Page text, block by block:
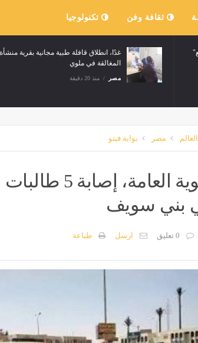
ثقافة وفن تكنولوجيا
"بهجورة" بقنا تواصل حملات النظافة وترفع
أكثر من 8 أطنان قمامة (صور)
مصر منذ 20 دقيقة
مصر بوابة فيتو
امتحانات الثانوية
بني سويف
0 تعليق ارسل طباعة